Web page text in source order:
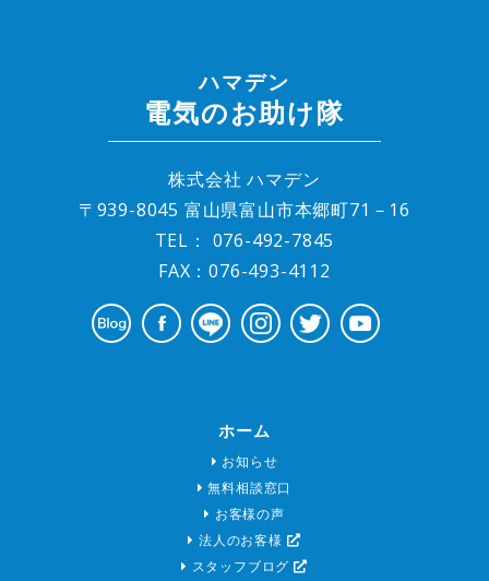
ハマデン
電気のお助け隊
株式会社 ハマデン
〒939-8045 富山県富山市本郷町71－16
TEL： 076-492-7845
FAX：076-493-4112
ホーム
お知らせ
無料相談窓口
お客様の声
法人のお客様
スタッフブログ